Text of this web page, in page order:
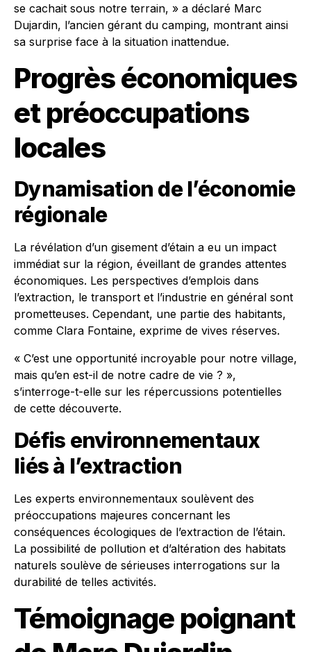
se cachait sous notre terrain, » a déclaré Marc
Dujardin, l’ancien gérant du camping, montrant ainsi
sa surprise face à la situation inattendue.
Progrès économiques
et préoccupations
locales
Dynamisation de l’économie
régionale
La révélation d’un gisement d’étain a eu un impact
immédiat sur la région, éveillant de grandes attentes
économiques. Les perspectives d’emplois dans
l’extraction, le transport et l’industrie en général sont
prometteuses. Cependant, une partie des habitants,
comme Clara Fontaine, exprime de vives réserves.
« C’est une opportunité incroyable pour notre village,
mais qu’en est-il de notre cadre de vie ? »,
s’interroge-t-elle sur les répercussions potentielles
de cette découverte.
Défis environnementaux
liés à l’extraction
Les experts environnementaux soulèvent des
préoccupations majeures concernant les
conséquences écologiques de l’extraction de l’étain.
La possibilité de pollution et d’altération des habitats
naturels soulève de sérieuses interrogations sur la
durabilité de telles activités.
Témoignage poignant